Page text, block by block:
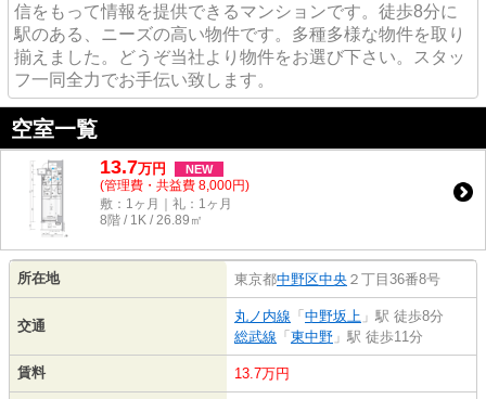
信をもって情報を提供できるマンションです。徒歩8分に
駅のある、ニーズの高い物件です。多種多様な物件を取り
揃えました。どうぞ当社より物件をお選び下さい。スタッ
フ一同全力でお手伝い致します。
空室一覧
13.7万円 NEW
(管理費・共益費 8,000円)
敷：1ヶ月｜礼：1ヶ月
8階 / 1K / 26.89㎡
所在地 東京都中野区中央 ２丁目36番8号
交通
丸ノ内線 「 中野坂上 」駅 徒歩8分
総武線 「 東中野 」駅 徒歩11分
賃料 13.7万円